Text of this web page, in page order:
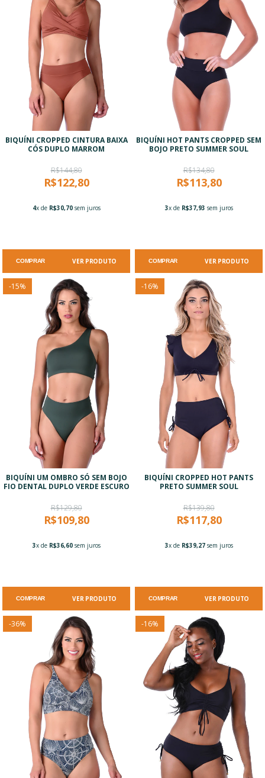
BIQUÍNI CROPPED CINTURA BAIXA
CÓS DUPLO MARROM
R$144,80
R$122,80
4x de R$30,70sem juros
COMPRAR VER PRODUTO
BIQUÍNI HOT PANTS CROPPED SEM
BOJO PRETO SUMMER SOUL
R$134,80
R$113,80
3x de R$37,93 sem juros
COMPRAR VER PRODUTO
-15%
BIQUÍNI UM OMBRO SÓ SEM BOJO
FIO DENTAL DUPLO VERDE ESCURO
R$129,80
R$109,80
3x de R$36,60sem juros
COMPRAR VER PRODUTO
-16%
BIQUÍNI CROPPED HOT PANTS
PRETO SUMMER SOUL
R$139,80
R$117,80
3x de R$39,27sem juros
COMPRAR VER PRODUTO
-36% -16%